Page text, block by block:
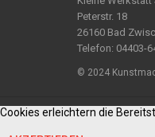
Peterstr. 18
26160 Bad
Telefon: 04403-
© 2024
Cookies erleichtern die